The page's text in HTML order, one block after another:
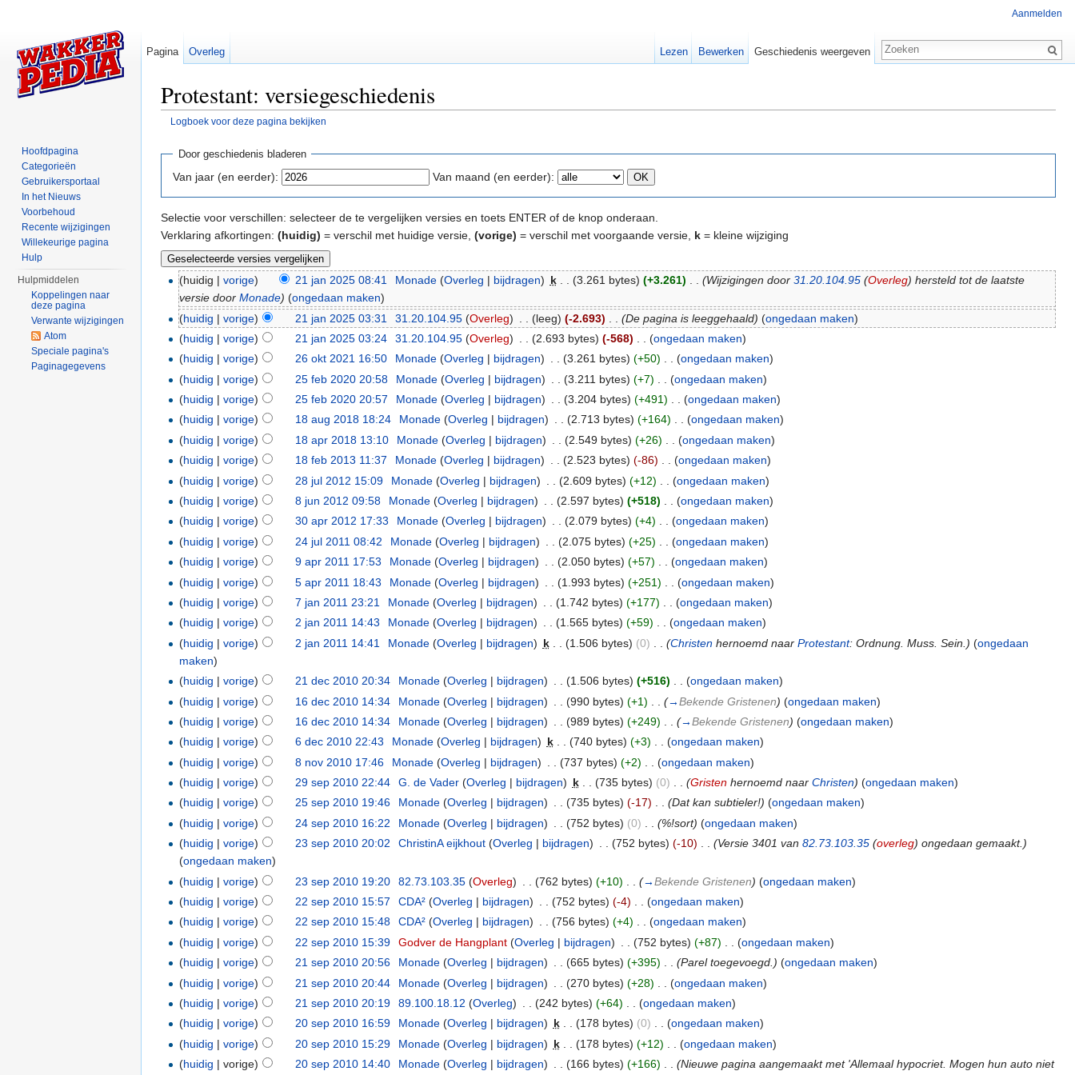
Protestant: versiegeschiedenis
Logboek voor deze pagina bekijken
Door geschiedenis bladeren
Van jaar (en eerder): Van maand (en eerder):
Selectie voor verschillen: selecteer de te vergelijken versies en toets ENTER of de knop onderaan.
Verklaring afkortingen: (huidig) = verschil met huidige versie, (vorige) = verschil met voorgaande versie, k = kleine wijziging
(huidig |vorige) 21 jan 2025 08:41 Monade (Overleg | bijdragen) k (3.261 bytes) (+3.261) (Wijzigingen door 31.20.104.95(Overleg) hersteld tot de laatste
versie doorMonade) (ongedaan maken)
(huidig |vorige) 21 jan 2025 03:31 31.20.104.95 (Overleg) (leeg) (-2.693) (De pagina is leeggehaald) (ongedaan maken)
(huidig |vorige) 21 jan 2025 03:24 31.20.104.95 (Overleg) (2.693 bytes) (-568) (ongedaan maken)
(huidig |vorige) 26 okt 2021 16:50 Monade (Overleg | bijdragen) . . (3.261 bytes) (+50) . . (ongedaan maken)
(huidig |vorige) 25 feb 2020 20:58 Monade (Overleg | bijdragen) (3.211 bytes) (+7) (ongedaan maken)
(huidig |vorige) 25 feb 2020 20:57 Monade (Overleg | bijdragen) (3.204 bytes) (+491) (ongedaan maken)
(huidig |vorige) 18 aug 2018 18:24 Monade (Overleg | bijdragen) . . (2.713 bytes) (+164) . . (ongedaan maken)
(huidig |vorige) 18 apr 2018 13:10 Monade (Overleg | bijdragen) (2.549 bytes) (+26) (ongedaan maken)
(huidig |vorige) 18 feb 2013 11:37 Monade (Overleg | bijdragen) . . (2.523 bytes) (-86) . . (ongedaan maken)
(huidig |vorige) 28 jul 2012 15:09 Monade (Overleg | bijdragen) (2.609 bytes) (+12) (ongedaan maken)
(huidig |vorige) 8 jun 2012 09:58 Monade (Overleg | bijdragen) (2.597 bytes) (+518) (ongedaan maken)
(huidig |vorige) 30 apr 2012 17:33 Monade (Overleg | bijdragen) . . (2.079 bytes) (+4) . . (ongedaan maken)
(huidig |vorige) 24 jul 2011 08:42 Monade (Overleg | bijdragen) (2.075 bytes) (+25) (ongedaan maken)
(huidig |vorige) 9 apr 2011 17:53 Monade (Overleg | bijdragen) (2.050 bytes) (+57) (ongedaan maken)
(huidig |vorige) 5 apr 2011 18:43 Monade (Overleg | bijdragen) (1.993 bytes) (+251) (ongedaan maken)
(huidig |vorige) 7 jan 2011 23:21 Monade (Overleg | bijdragen) (1.742 bytes) (+177) (ongedaan maken)
(huidig |vorige) 2 jan 2011 14:43 Monade (Overleg | bijdragen) . . (1.565 bytes) (+59) . . (ongedaan maken)
(huidig |vorige) 2 jan 2011 14:41 Monade (Overleg | bijdragen) k (1.506 bytes) (0) (Christenhernoemd naar Protestant: Ordnung. Muss. Sein.) (ongedaan
maken)
(huidig |vorige) 21 dec 2010 20:34 Monade (Overleg | bijdragen) (1.506 bytes) (+516) (ongedaan maken)
(huidig |vorige) 16 dec 2010 14:34 Monade (Overleg | bijdragen) (990 bytes) (+1) (→Bekende Gristenen) (ongedaan maken)
(huidig |vorige) 16 dec 2010 14:34 Monade (Overleg | bijdragen) (989 bytes) (+249) (→Bekende Gristenen) (ongedaan maken)
(huidig |vorige) 6 dec 2010 22:43 Monade (Overleg | bijdragen) k . . (740 bytes) (+3) . . (ongedaan maken)
(huidig |vorige) 8 nov 2010 17:46 Monade (Overleg | bijdragen) (737 bytes) (+2) (ongedaan maken)
(huidig |vorige) 29 sep 2010 22:44 G. de Vader (Overleg | bijdragen) k (735 bytes) (0) (Gristenhernoemd naar Christen) (ongedaan maken)
(huidig |vorige) 25 sep 2010 19:46 Monade (Overleg | bijdragen) . . (735 bytes) (-17) . . (Dat kan subtieler!) (ongedaan maken)
(huidig |vorige) 24 sep 2010 16:22 Monade (Overleg | bijdragen) (752 bytes) (0) (%!sort) (ongedaan maken)
(huidig |vorige) 23 sep 2010 20:02 ChristinA eijkhout (Overleg | bijdragen) . . (752 bytes) (-10) . . (Versie 3401 van 82.73.103.35(overleg) ongedaan gemaakt.)
(ongedaan maken)
(huidig |vorige) 23 sep 2010 19:20 82.73.103.35 (Overleg) (762 bytes) (+10) (→Bekende Gristenen) (ongedaan maken)
(huidig |vorige) 22 sep 2010 15:57 CDA² (Overleg | bijdragen) (752 bytes) (-4) (ongedaan maken)
(huidig |vorige) 22 sep 2010 15:48 CDA² (Overleg | bijdragen) . . (756 bytes) (+4) . . (ongedaan maken)
(huidig |vorige) 22 sep 2010 15:39 Godver de Hangplant (Overleg | bijdragen) (752 bytes) (+87) (ongedaan maken)
(huidig |vorige) 21 sep 2010 20:56 Monade (Overleg | bijdragen) . . (665 bytes) (+395) . . (Parel toegevoegd.) (ongedaan maken)
(huidig |vorige) 21 sep 2010 20:44 Monade (Overleg | bijdragen) (270 bytes) (+28) (ongedaan maken)
(huidig |vorige) 21 sep 2010 20:19 89.100.18.12 (Overleg) (242 bytes) (+64) (ongedaan maken)
(huidig |vorige) 20 sep 2010 16:59 Monade (Overleg | bijdragen) k . . (178 bytes) (0) . . (ongedaan maken)
(huidig |vorige) 20 sep 2010 15:29 Monade (Overleg | bijdragen) k (178 bytes) (+12) (ongedaan maken)
(huidig | vorige) 20 sep 2010 14:40 Monade (Overleg | bijdragen) (166 bytes) (+166) (Nieuwe pagina aangemaakt met 'Allemaal hypocriet. Mogen hun auto niet
Aanmelden
Pagina Overleg Lezen Bewerken Geschiedenis weergeven
Hoofdpagina
Categorieën
Gebruikersportaal
In het Nieuws
Voorbehoud
Recente wijzigingen
Willekeurige pagina
Hulp
Hulpmiddelen
Koppelingen naar
deze pagina
Verwante wijzigingen
Atom
Speciale pagina's
Paginagegevens